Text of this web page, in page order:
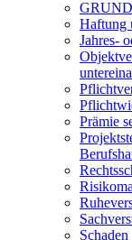
Haftung
Jahres-
Prämie
Schaden